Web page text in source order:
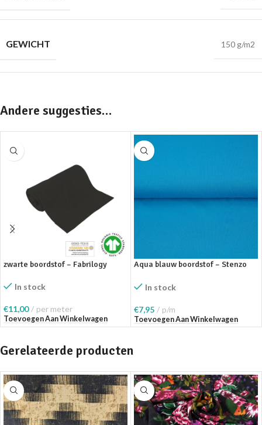
GEWICHT 150 g/m2
Andere suggesties…
zwarte boordstof – Fabrilogy
In stock
€11,00 per meter
Toevoegen Aan Winkelwagen
Aqua blauw boordstof – Stenzo
In stock
€7,95 p/m
Toevoegen Aan Winkelwagen
Gerelateerde producten